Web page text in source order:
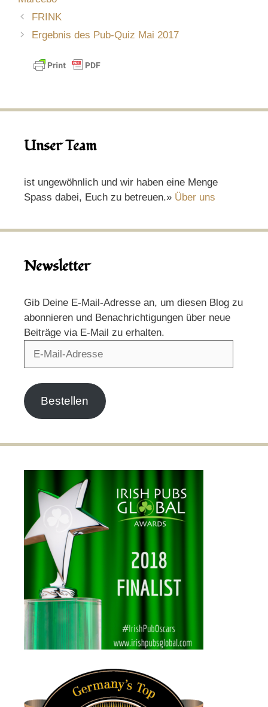
FRINK
Ergebnis des Pub-Quiz Mai 2017
Unser Team
ist ungewöhnlich und wir haben eine Menge
Spass dabei, Euch zu betreuen.» Über uns
Newsletter
Gib Deine E-Mail-Adresse an, um diesen Blog zu
abonnieren und Benachrichtigungen über neue
Beiträge via E-Mail zu erhalten.
Bestellen